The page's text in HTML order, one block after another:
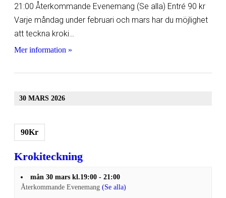
21:00 Återkommande Evenemang (Se alla) Entré 90 kr
Varje måndag under februari och mars har du möjlighet
att teckna kroki…
Mer information »
30 MARS 2026
90Kr
Krokiteckning
mån 30 mars kl.19:00 - 21:00
Återkommande Evenemang (Se alla)